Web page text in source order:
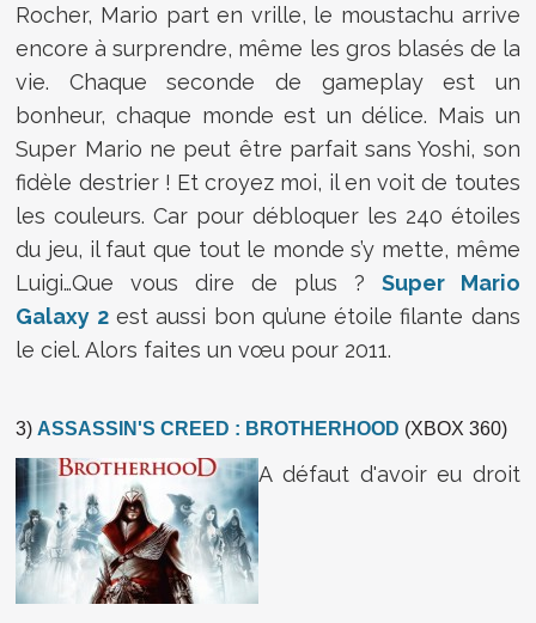
Rocher, Mario part en vrille, le moustachu arrive
encore à surprendre, même les gros blasés de la
vie. Chaque seconde de gameplay est un
bonheur, chaque monde est un délice. Mais un
Super Mario ne peut être parfait sans Yoshi, son
fidèle destrier ! Et croyez moi, il en voit de toutes
les couleurs. Car pour débloquer les 240 étoiles
du jeu, il faut que tout le monde s’y mette, même
Luigi…Que vous dire de plus ? Super Mario
Galaxy 2est aussi bon qu’une étoile filante dans
le ciel. Alors faites un vœu pour 2011.
3) ASSASSIN'S CREED : BROTHERHOOD (XBOX 360)
A défaut d'avoir eu droit